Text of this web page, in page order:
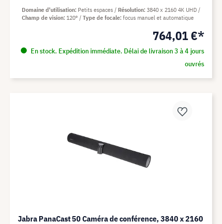
764,01 €*
En stock. Expédition immédiate. Délai de livraison 3 à 4 jours
ouvrés
Domaine d'utilisation Petits espaces Résolution 3840 x 2160 4K UHD
Champ de vision 120° Type de focale focus manuel et automatique
Jabra PanaCast 50 Caméra de conférence, 3840 x 2160